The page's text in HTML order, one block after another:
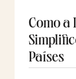
Como a
Países